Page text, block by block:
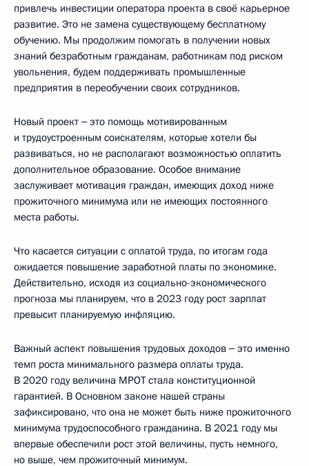
привлечь инвестиции оператора проекта в своё карьерное
развитие. Это не замена существующему бесплатному
обучению. Мы продолжим помогать в получении новых
знаний безработным гражданам, работникам под риском
увольнения, будем поддерживать промышленные
предприятия в переобучении своих сотрудников.
Новый проект ‒ это помощь мотивированным
и трудоустроенным соискателям, которые хотели бы
развиваться, но не располагают возможностью оплатить
дополнительное образование. Особое внимание
заслуживает мотивация граждан, имеющих доход ниже
прожиточного минимума или не имеющих постоянного
места работы.
Что касается ситуации с оплатой труда, по итогам года
ожидается повышение заработной платы по экономике.
Действительно, исходя из социально-экономического
прогноза мы планируем, что в 2023 году рост зарплат
превысит планируемую инфляцию.
Важный аспект повышения трудовых доходов ‒ это именно
темп роста минимального размера оплаты труда.
В 2020 году величина МРОТ стала конституционной
гарантией. В Основном законе нашей страны
зафиксировано, что она не может быть ниже прожиточного
минимума трудоспособного гражданина. В 2021 году мы
впервые обеспечили рост этой величины, пусть немного,
но выше, чем прожиточный минимум.